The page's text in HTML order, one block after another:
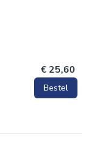
€ 25,60
Bestel